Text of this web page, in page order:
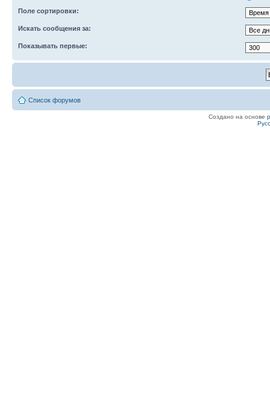
Поле сортировки:
Искать сообщения за:
Показывать первые:
Список форумов
Создано на основе